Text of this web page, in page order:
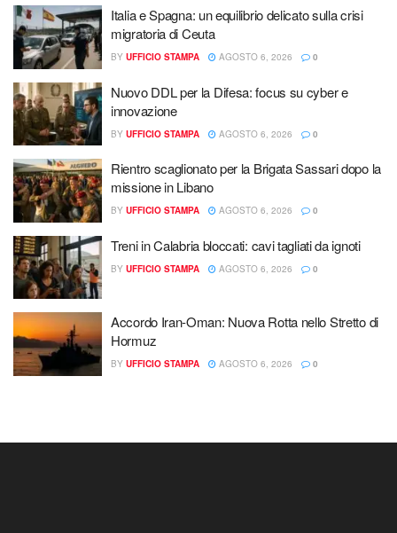
Italia e Spagna: un equilibrio delicato sulla crisi
migratoria di Ceuta
BY UFFICIO STAMPA AGOSTO 6, 2026 0
Nuovo DDL per la Difesa: focus su cyber e
innovazione
BY UFFICIO STAMPA AGOSTO 6, 2026 0
Rientro scaglionato per la Brigata Sassari dopo la
missione in Libano
BY UFFICIO STAMPA AGOSTO 6, 2026 0
Treni in Calabria bloccati: cavi tagliati da ignoti
BY UFFICIO STAMPA AGOSTO 6, 2026 0
Accordo Iran-Oman: Nuova Rotta nello Stretto di
Hormuz
BY UFFICIO STAMPA AGOSTO 6, 2026 0